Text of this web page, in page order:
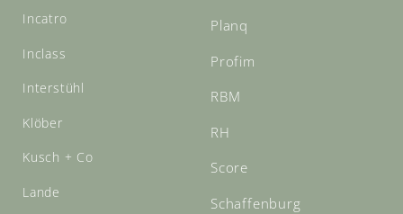
Incatro
Inclass
Interstühl
Klöber
Kusch + Co
Lande
Planq
Profim
RBM
RH
Score
Schaffenburg